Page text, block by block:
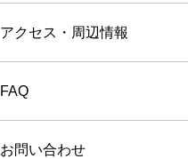
アクセス・周辺情報
FAQ
お問い合わせ